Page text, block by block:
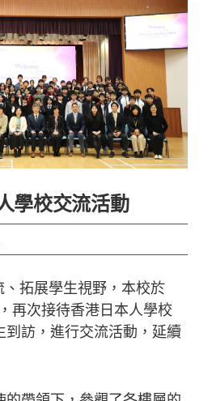
學校交流活動
拓展學生視野，本校於
再次接待香港日本人學校
到訪，進行交流活動，延續